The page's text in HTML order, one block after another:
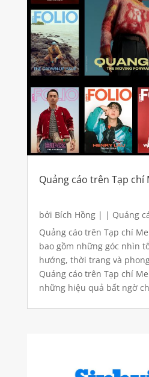
Quảng cáo trên Tạp chí
bởi Bích Hồng| | Quảng
giấy
Quảng cáo trên Tạp chí
bao gồm những góc nhìn
hướng, thời trang và
Quảng cáo trên Tạp chí
những hiệu quả bất ngờ